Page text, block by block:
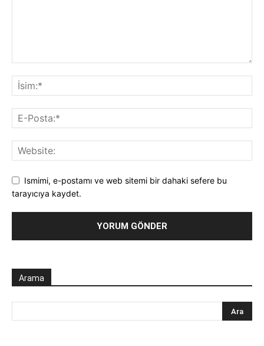
Ismimi, e-postamı ve web sitemi bir dahaki sefere bu
tarayıcıya kaydet.
Arama